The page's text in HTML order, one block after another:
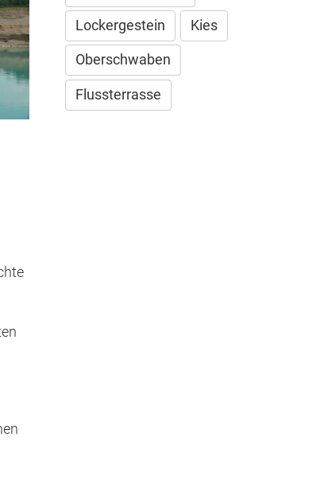
Lockergestein Kies
Oberschwaben
Flussterrasse